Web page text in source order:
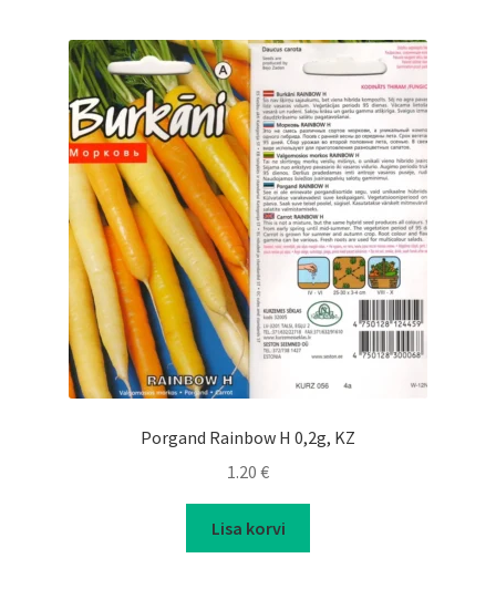
Porgand Rainbow H 0,2g, KZ
1.20 €
Lisa korvi